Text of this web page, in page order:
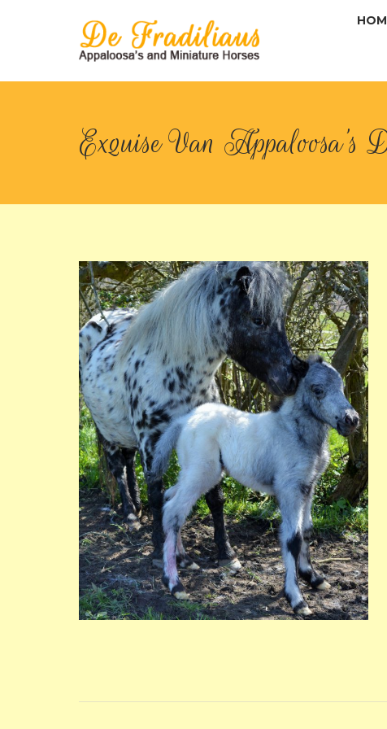
Exquise Van Appaloosa’s
Album